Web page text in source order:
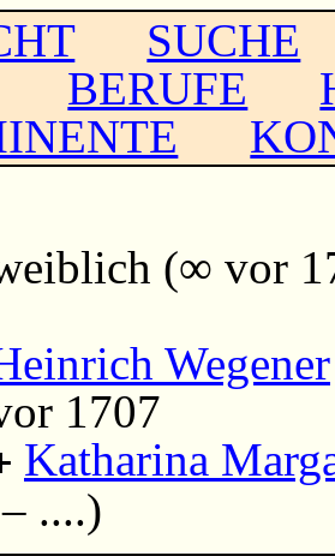
SUCHE
BERUFE
(∞ vor
Wegener
1707
Katharina
....)